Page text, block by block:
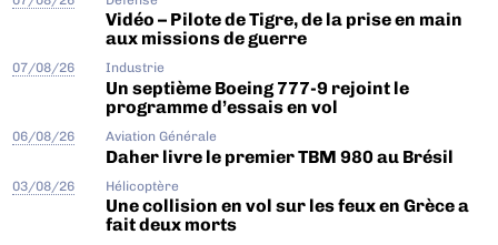
Vidéo – Pilote de Tigre, de la prise en main
aux missions de guerre
07/08/26 Industrie
Un septième Boeing 777-9 rejoint le
programme d’essais en vol
06/08/26 Aviation Générale
Daher livre le premier TBM 980 au Brésil
03/08/26 Hélicoptère
Une collision en vol sur les feux en Grèce a
fait deux morts